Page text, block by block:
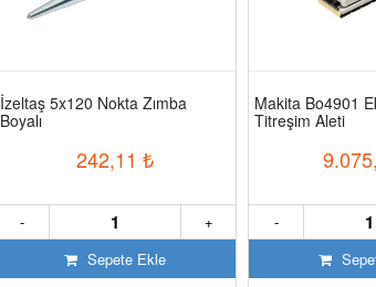
İzeltaş 5x120 Nokta Zımba
Boyalı
242,11 ₺
+
-
Sepete Ekle
Makita Bo4901
Titreşim Aleti
-